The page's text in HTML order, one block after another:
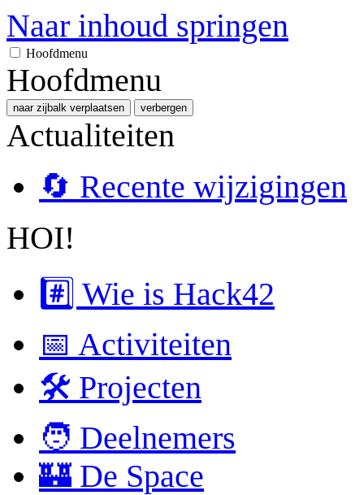
Naar inhoud springen
Hoofdmenu
Hoofdmenu
naar zijbalk verplaatsen verbergen
Actualiteiten
🔄 Recente wijzigingen
HOI!
#️⃣ Wie is Hack42
📅 Activiteiten
🛠 Projecten
🧑 Deelnemers
🏰 De Space